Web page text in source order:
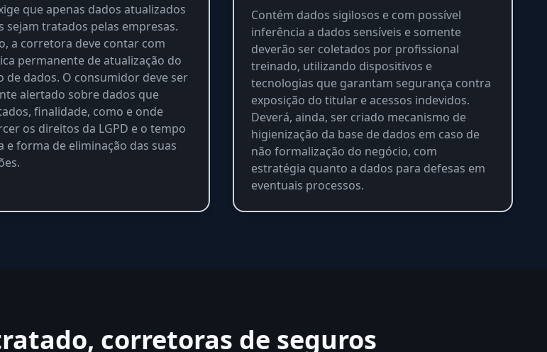
que apenas dados atualizados
sejam tratados pelas empresas.
a corretora deve contar com
permanente de atualização do
de dados. O consumidor deve ser
alertado sobre dados que
finalidade, como e onde
os direitos da LGPD e o tempo
e forma de eliminação das suas
Contém dados sigilosos e com possível
inferência a dados sensíveis e somente
deverão ser coletados por profissional
treinado, utilizando dispositivos e
tecnologias que garantam segurança contra
exposição do titular e acessos indevidos.
Deverá, ainda, ser criado mecanismo de
higienização da base de dados em caso de
não formalização do negócio, com
estratégia quanto a dados para defesas em
eventuais processos.
corretoras de seguros